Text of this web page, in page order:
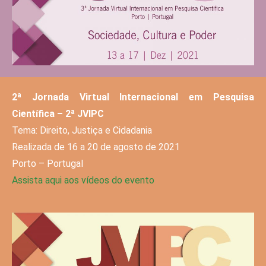
2ª Jornada Virtual Internacional em Pesquisa
Científica – 2ª JVIPC
Tema: Direito, Justiça e Cidadania
Realizada de 16 a 20 de agosto de 2021
Porto – Portugal
Assista aqui aos vídeos do evento